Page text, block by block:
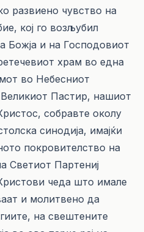
развиено чувство на
кој го возљубил
Божја и на Господовиот
храм во една
во Небесниот
Пастир, нашиот
собравте околу
синодија, имајќи
покровителство на
Светиот Партениј
чеда што имале
и молитвено да
на свештените